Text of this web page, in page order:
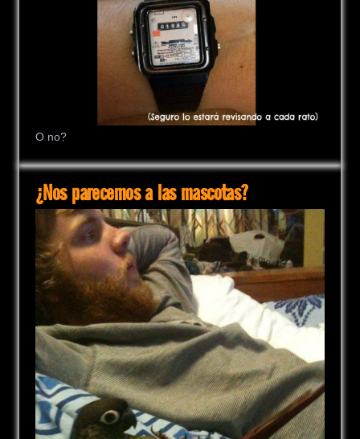
O no?
¿Nos parecemos a las mascotas?